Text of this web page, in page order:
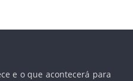
e o que acontecerá para